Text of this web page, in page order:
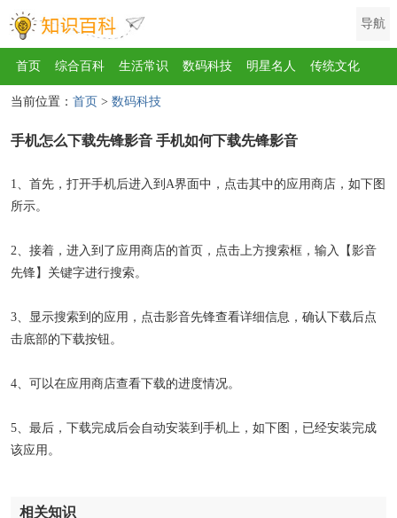
导航
首页 综合百科 生活常识 数码科技 明星名人 传统文化
互联网 健康 影视 美食
运动 游戏 家电 地理 房产 金融 节日 服饰
歌曲 动物 植物
当前位置： 首页 > 数码科技
手机怎么下载先锋影音 手机如何下载先锋影音
1、首先，打开手机后进入到A界面中，点击其中的应用商店，如下图
所示。
2、接着，进入到了应用商店的首页，点击上方搜索框，输入【影音
先锋】关键字进行搜索。
3、显示搜索到的应用，点击影音先锋查看详细信息，确认下载后点
击底部的下载按钮。
4、可以在应用商店查看下载的进度情况。
5、最后，下载完成后会自动安装到手机上，如下图，已经安装完成
该应用。
相关知识